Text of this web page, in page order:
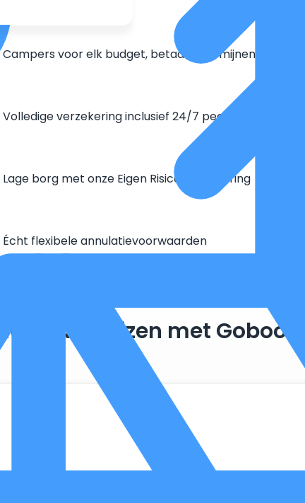
Campers voor elk budget, betaal in termijnen
Volledige verzekering inclusief 24/7 pechhulp
Lage borg met onze Eigen Risico Verzekering
Écht flexibele annulatievoorwaarden
reizen met
maken we optimaal gebruik van wat er al beschikbaar